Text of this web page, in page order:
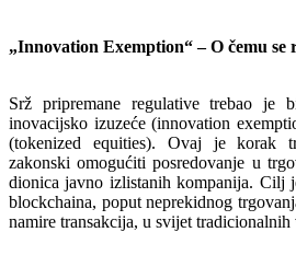
„Innovation Exemption“ – O čemu
Srž pripremane regulative trebao je
inovacijsko izuzeće (innovation
(tokenized equities). Ovaj je korak
zakonski omogućiti posredovanje u
dionica javno izlistanih kompanija. Cilj
blockchaina, poput neprekidnog
namire transakcija, u svijet